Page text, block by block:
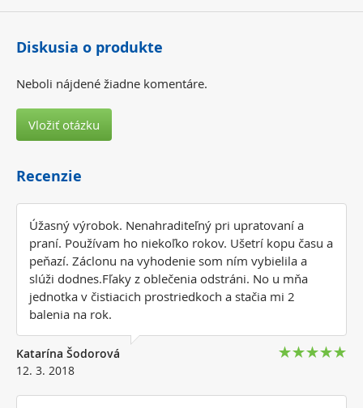
Diskusia o produkte
Neboli nájdené žiadne komentáre.
Vložiť otázku
Recenzie
Úžasný výrobok. Nenahraditeľný pri upratovaní a
praní. Používam ho niekoľko rokov. Ušetrí kopu času a
peňazí. Záclonu na vyhodenie som ním vybielila a
slúži dodnes.Fľaky z oblečenia odstráni. No u mňa
jednotka v čistiacich prostriedkoch a stačia mi 2
balenia na rok.
Katarína Šodorová
12. 3. 2018